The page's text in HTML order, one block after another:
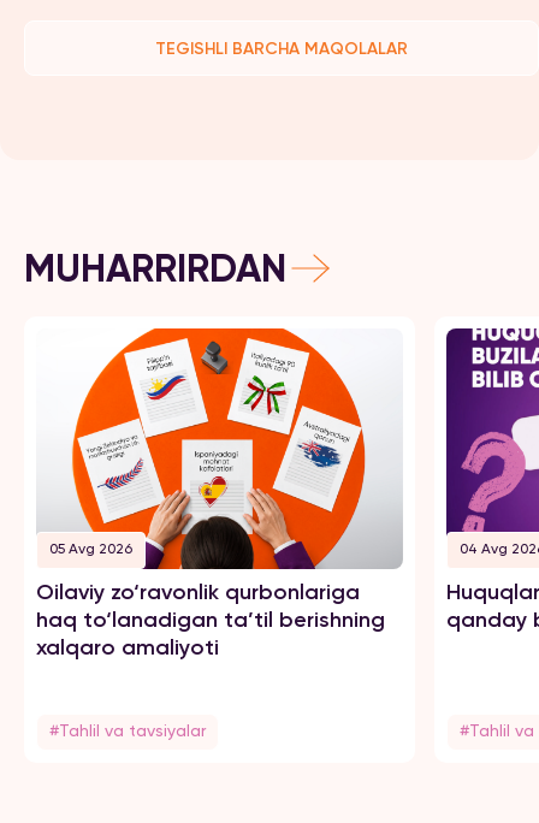
TEGISHLI BARCHA MAQOLALAR
MUHARRIRDAN
05 Avg 2026
Oilaviy zo‘ravonlik qurbonlariga
haq to‘lanadigan ta’til berishning
xalqaro amaliyoti
#Tahlil va tavsiyalar
04 Avg
qanday
#Tahlil